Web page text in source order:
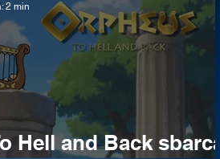
Hell and Back
2 min